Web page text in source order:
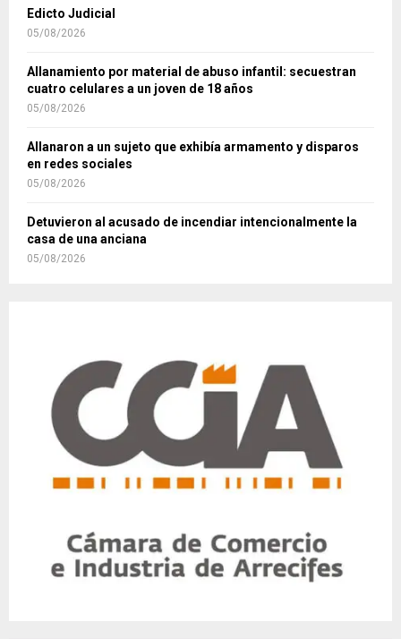
Edicto Judicial
05/08/2026
Allanamiento por material de abuso infantil: secuestran
cuatro celulares a un joven de 18 años
05/08/2026
Allanaron a un sujeto que exhibía armamento y disparos
en redes sociales
05/08/2026
Detuvieron al acusado de incendiar intencionalmente la
casa de una anciana
05/08/2026